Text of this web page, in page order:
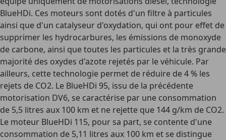
BlueHDi. Ces moteurs sont dotés d'un filtre à particules
ainsi que d'un catalyseur d'oxydation, qui ont pour effet de
supprimer les hydrocarbures, les émissions de monoxyde
de carbone, ainsi que toutes les particules et la très grande
majorité des oxydes d'azote rejetés par le véhicule. Par
ailleurs, cette technologie permet de réduire de 4 % les
rejets de CO2. Le BlueHDi 95, issu de la précédente
motorisation DV6, se caractérise par une consommation
de 5,5 litres aux 100 km et ne rejette que 144 g/km de CO2.
Le moteur BlueHDi 115, pour sa part, se contente d'une
consommation de 5,11 litres aux 100 km et se distingue